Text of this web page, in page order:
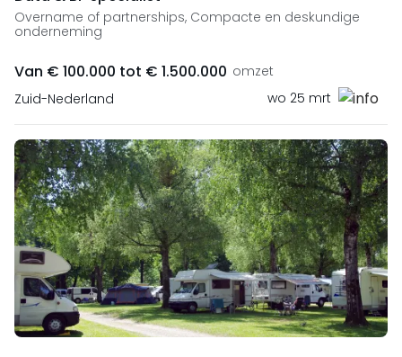
Overname of partnerships, Compacte en deskundige
onderneming
Van € 100.000 tot € 1.500.000 omzet
Zuid-Nederland
wo 25 mrt